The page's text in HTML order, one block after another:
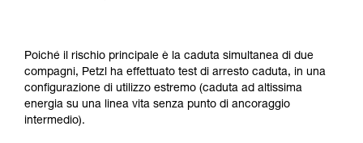
Poiché il rischio principale è la caduta simultanea di due
compagni, Petzl ha effettuato test di arresto caduta, in una
configurazione di utilizzo estremo (caduta ad altissima
energia su una linea vita senza punto di ancoraggio
intermedio).